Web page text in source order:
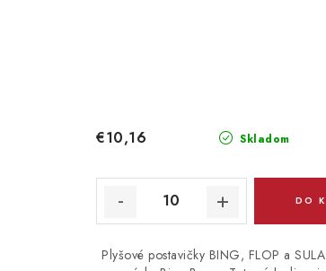
Skladom
€10,16
DO
Plyšové postavičky BING, FLOP a